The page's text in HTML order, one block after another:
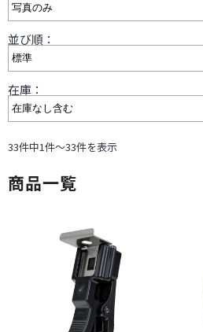
並び順：
在庫：
33件中1件～33件を表示
商品一覧